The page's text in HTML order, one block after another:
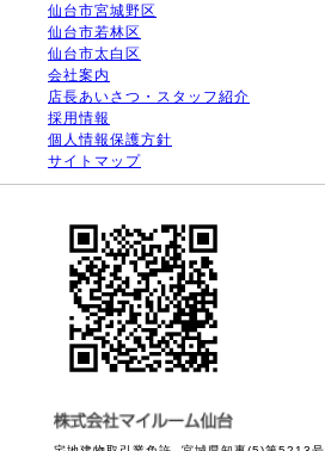
仙台市宮城野区
仙台市若林区
仙台市太白区
会社案内
店長あいさつ・スタッフ紹介
採用情報
個人情報保護方針
サイトマップ